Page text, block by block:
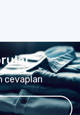
cevapları